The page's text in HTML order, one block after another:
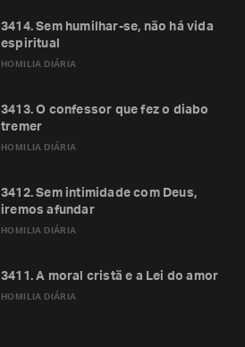
HOMILIA DIÁRIA
3414. Sem humilhar-se, não há vida
espiritual
HOMILIA DIÁRIA
3413. O confessor que fez o diabo
tremer
HOMILIA DIÁRIA
3412. Sem intimidade com Deus,
iremos afundar
HOMILIA DIÁRIA
3411. A moral cristã e a Lei do amor